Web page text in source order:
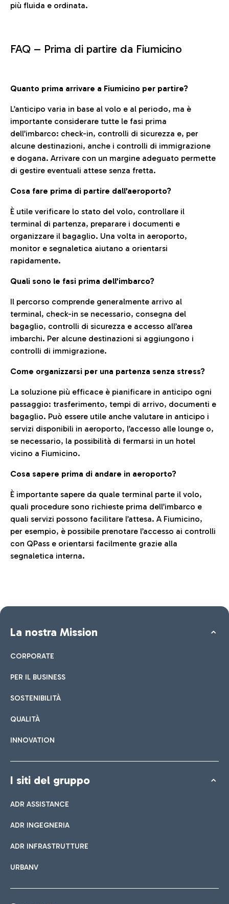
più fluida e ordinata.
FAQ – Prima di partire da Fiumicino
Quanto prima arrivare a Fiumicino per partire?
L’anticipo varia in base al volo e al periodo, ma è
importante considerare tutte le fasi prima
dell’imbarco: check-in, controlli di sicurezza e, per
alcune destinazioni, anche i controlli di immigrazione
e dogana. Arrivare con un margine adeguato permette
di gestire eventuali attese senza fretta.
Cosa fare prima di partire dall’aeroporto?
È utile verificare lo stato del volo, controllare il
terminal di partenza, preparare i documenti e
organizzare il bagaglio. Una volta in aeroporto,
monitor e segnaletica aiutano a orientarsi
rapidamente.
Quali sono le fasi prima dell’imbarco?
Il percorso comprende generalmente arrivo al
terminal, check-in se necessario, consegna del
bagaglio, controlli di sicurezza e accesso all’area
imbarchi. Per alcune destinazioni si aggiungono i
controlli di immigrazione.
Come organizzarsi per una partenza senza stress?
La soluzione più efficace è pianificare in anticipo ogni
passaggio: trasferimento, tempi di arrivo, documenti e
bagaglio. Può essere utile anche valutare in anticipo i
servizi disponibili in aeroporto, l’accesso alle lounge o,
se necessario, la possibilità di fermarsi in un hotel
vicino a Fiumicino.
Cosa sapere prima di andare in aeroporto?
È importante sapere da quale terminal parte il volo,
quali procedure sono richieste prima dell’imbarco e
quali servizi possono facilitare l’attesa. A Fiumicino,
per esempio, è possibile prenotare l’accesso ai controlli
con QPass e orientarsi facilmente grazie alla
segnaletica interna.
La nostra Mission
CORPORATE
PER IL BUSINESS
SOSTENIBILITÀ
QUALITÀ
INNOVATION
I siti del gruppo
ADR ASSISTANCE
ADR INGEGNERIA
ADR INFRASTRUTTURE
URBANV